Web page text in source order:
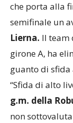
che porta alla
semifinale un
Lierna. Il team
girone A, ha
guanto di
“Sfida di alto
g.m. della
non